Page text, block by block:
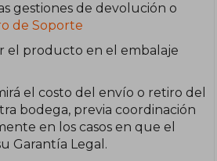
gestiones de devolución o
de Soporte
el producto en el embalaje
el costo del envío o retiro del
bodega, previa coordinación
en los casos en que el
Garantía Legal.